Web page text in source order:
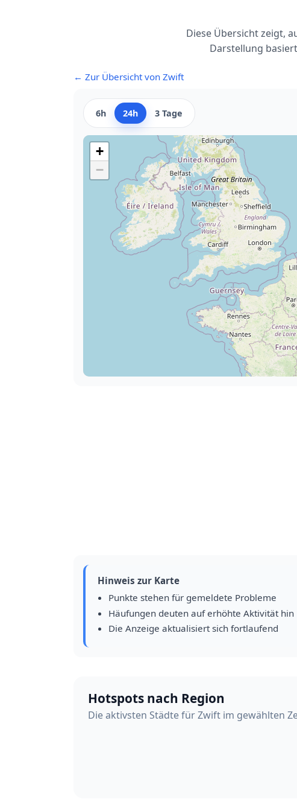
Diese Übersicht zeigt,
Darstellung
← Zur Übersicht von Zwift
6h 24h 3 Tage
+
−
Hinweis zur Karte
Punkte stehen für gemeldete Probleme
Häufungen deuten auf erhöhte Aktivität hin
Die Anzeige aktualisiert sich fortlaufend
Hotspots nach Region
Die aktivsten Städte für Zwift im gewählten